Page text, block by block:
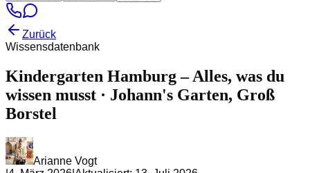
Zurück
Wissensdatenbank
Kindergarten Hamburg – Alles, was du
wissen musst · Johann's Garten, Groß
Borstel
Arianne Vogt